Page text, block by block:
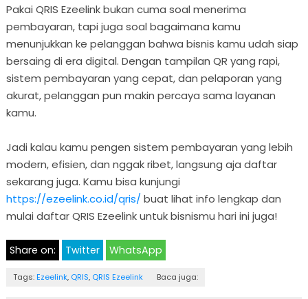
Pakai QRIS Ezeelink bukan cuma soal menerima
pembayaran, tapi juga soal bagaimana kamu
menunjukkan ke pelanggan bahwa bisnis kamu udah siap
bersaing di era digital. Dengan tampilan QR yang rapi,
sistem pembayaran yang cepat, dan pelaporan yang
akurat, pelanggan pun makin percaya sama layanan
kamu.
Jadi kalau kamu pengen sistem pembayaran yang lebih
modern, efisien, dan nggak ribet, langsung aja daftar
sekarang juga. Kamu bisa kunjungi
https://ezeelink.co.id/qris/buat lihat info lengkap dan
mulai daftar QRIS Ezeelink untuk bisnismu hari ini juga!
Share on: Twitter WhatsApp
Tags: Ezeelink, QRIS, QRIS Ezeelink Baca juga: